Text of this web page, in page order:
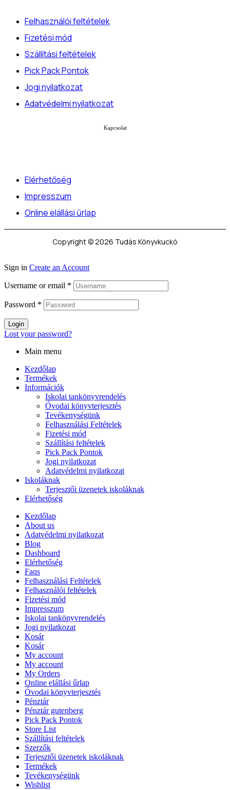
Felhasználói feltételek
Fizetési mód
Szállítási feltételek
Pick Pack Pontok
Jogi nyilatkozat
Adatvédelmi nyilatkozat
Kapcsolat
Elérhetőség
Impresszum
Online elállási űrlap
Copyright © 2026 Tudás Könyvkuckó
Sign in Create an Account
Username or email *
Password *
Login
Lost your password?
Main menu
Kezdőlap
Termékek
Információk
Iskolai tankönyvrendelés
Óvodai könyvterjesztés
Tevékenységünk
Felhasználási Feltételek
Fizetési mód
Szállítási feltételek
Pick Pack Pontok
Jogi nyilatkozat
Adatvédelmi nyilatkozat
Iskoláknak
Terjesztői üzenetek iskoláknak
Elérhetőség
Kezdőlap
About us
Adatvédelmi nyilatkozat
Blog
Dashboard
Elérhetőség
Faqs
Felhasználási Feltételek
Felhasználói feltételek
Fizetési mód
Impresszum
Iskolai tankönyvrendelés
Jogi nyilatkozat
Kosár
Kosár
My account
My account
My Orders
Online elállási űrlap
Óvodai könyvterjesztés
Pénztár
Pénztár gutenberg
Pick Pack Pontok
Store List
Szállítási feltételek
Szerzők
Terjesztői üzenetek iskoláknak
Termékek
Tevékenységünk
Wishlist